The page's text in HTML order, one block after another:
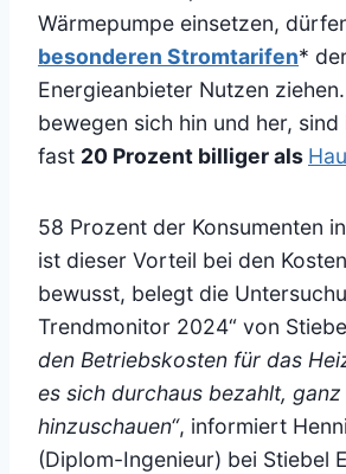
Wärmepumpe einsetzen,
besonderen Stromtarifen*
Energieanbieter Nutzen
bewegen sich hin und her,
fast 20 Prozent billiger als
58 Prozent der Konsumenten
ist dieser Vorteil bei den
bewusst, belegt die
Trendmonitor 2024“ von
den Betriebskosten für das
es sich durchaus bezahlt,
hinzuschauen“, informiert
(Diplom-Ingenieur) bei Stiebel